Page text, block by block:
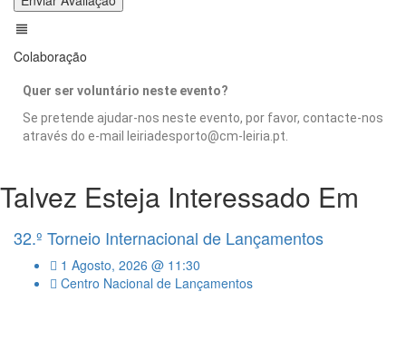
Colaboração
Quer ser voluntário neste evento?
Se pretende ajudar-nos neste evento, por favor, contacte-nos
através do e-mail leiriadesporto@cm-leiria.pt.
Talvez Esteja Interessado Em
32.º Torneio Internacional de Lançamentos
1 Agosto, 2026 @ 11:30
Centro Nacional de Lançamentos